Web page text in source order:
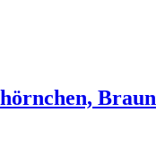
Braun